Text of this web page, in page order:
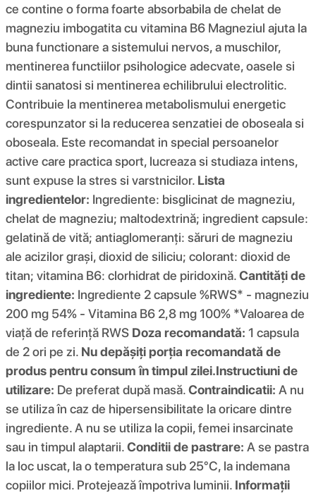
ce contine o forma foarte absorbabila de chelat de
magneziu imbogatita cu vitamina B6 Magneziul ajuta la
buna functionare a sistemului nervos, a muschilor,
mentinerea functiilor psihologice adecvate, oasele si
dintii sanatosi si mentinerea echilibrului electrolitic.
Contribuie la mentinerea metabolismului energetic
corespunzator si la reducerea senzatiei de oboseala si
oboseala. Este recomandat in special persoanelor
active care practica sport, lucreaza si studiaza intens,
sunt expuse la stres si varstnicilor. Lista
ingredientelor: Ingrediente: bisglicinat de magneziu,
chelat de magneziu; maltodextrină; ingredient capsule:
gelatină de vită; antiaglomeranți: săruri de magneziu
ale acizilor grași, dioxid de siliciu; colorant: dioxid de
titan; vitamina B6: clorhidrat de piridoxină.Cantități de
ingrediente: Ingrediente 2 capsule %RWS* - magneziu
200 mg 54% - Vitamina B6 2,8 mg 100% *Valoarea de
viață de referință RWS Doza recomandată: 1 capsula
de 2 ori pe zi. Nu depășiți porția recomandată de
produs pentru consum în timpul zilei.Instructiuni de
utilizare: De preferat după masă.Contraindicatii: A nu
se utiliza în caz de hipersensibilitate la oricare dintre
ingrediente. A nu se utiliza la copii, femei insarcinate
sau in timpul alaptarii.Conditii de pastrare: A se pastra
la loc uscat, la o temperatura sub 25°C, la indemana
copiilor mici. Protejează împotriva luminii. Informații